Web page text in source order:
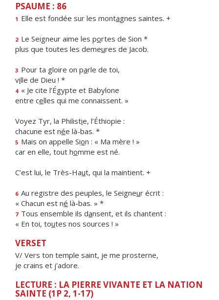
PSAUME : 86
1 Elle est fondée sur les montagnes saintes. +
2 Le Seigneur aime les portes de Sion *
plus que toutes les demeures de Jacob.
3 Pour ta gloire on parle de toi,
ville de Dieu ! *
4 « Je cite l’Égypte et Babylone
entre celles qui me connaissent. »
Voyez Tyr, la Philistie, l’Éthiopie :
chacune est née là-bas. *
5 Mais on appelle Sion : « Ma mère ! »
car en elle, tout homme est né.
C’est lui, le Très-Haut, qui la maintient. +
6 Au registre des peuples, le Seigneur écrit :
« Chacun est né là-bas. » *
7 Tous ensemble ils dansent, et ils chantent :
« En toi, toutes nos sources ! »
VERSET
V/ Vers ton temple saint, je me prosterne,
je crains et j'adore.
LECTURE : LA PIERRE VIVANTE ET LA NATION
SAINTE (1P 2, 1-17)